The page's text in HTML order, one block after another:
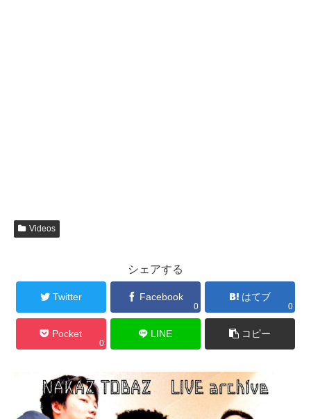
Videos
シェアする
Twitter Facebook
0
はてブ
0
Pocket
0
LINE コピー